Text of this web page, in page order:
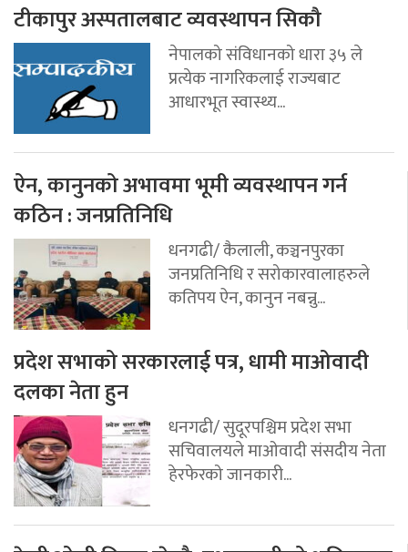
टीकापुर अस्पतालबाट व्यवस्थापन सिकौ
नेपालको संविधानको धारा ३५ ले
प्रत्येक नागरिकलाई राज्यबाट
आधारभूत स्वास्थ्य...
ऐन, कानुनको अभावमा भूमी व्यवस्थापन गर्न
कठिन : जनप्रतिनिधि
धनगढी/ कैलाली, कञ्चनपुरका
जनप्रतिनिधि र सरोकारवालाहरुले
कतिपय ऐन, कानुन नबन्नु...
प्रदेश सभाको सरकारलाई पत्र, धामी माओवादी
दलका नेता हुन
धनगढी/ सुदूरपश्चिम प्रदेश सभा
सचिवालयले माओवादी संसदीय नेता
हेरफेरको जानकारी...